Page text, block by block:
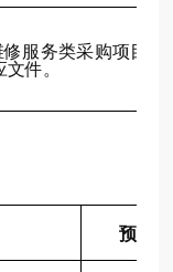
服务类采购项目
件。
预算